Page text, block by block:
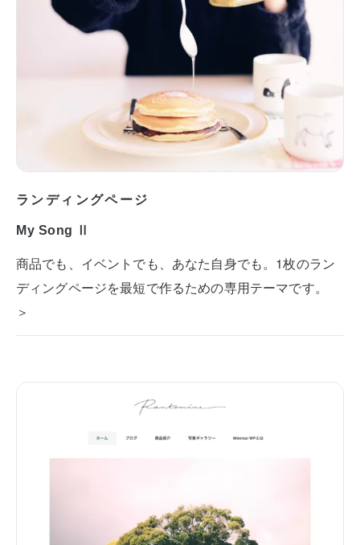
ランディングページ
My Song Ⅱ
商品でも、イベントでも、あなた自身でも。1枚のラン
ディングページを最短で作るための専用テーマです。
＞